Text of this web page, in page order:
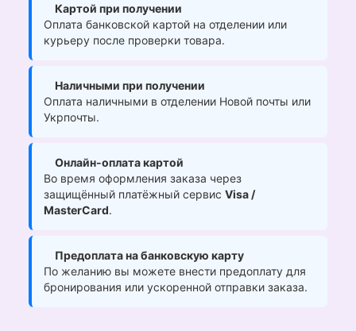
Картой при получении
Оплата банковской картой на отделении или
курьеру после проверки товара.
Наличными при получении
Оплата наличными в отделении Новой почты или
Укрпочты.
Онлайн-оплата картой
Во время оформления заказа через
защищённый платёжный сервис Visa /
MasterCard.
Предоплата на банковскую карту
По желанию вы можете внести предоплату для
бронирования или ускоренной отправки заказа.